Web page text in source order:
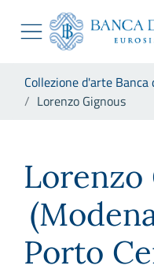
Skip to Main Content
Vai al sito istituzionale
Vai al menu di
Vai alla ricerca
Vai al footer
Collezione d'arte Banca
Lorenzo Gignous
Lorenzo
Porto